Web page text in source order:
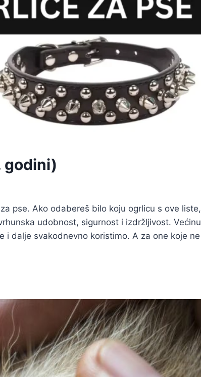
godini)
pse. Ako odabereš bilo koju ogrlicu s ove liste,
udobnost, sigurnost i izdržljivost. Većinu
i dalje svakodnevno koristimo. A za one koje ne